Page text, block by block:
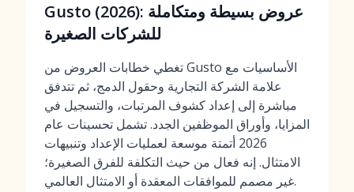
Gusto (2026): عروض بسيطة ومتكاملة
للشركات الصغيرة
تغطي خطابات العروض من Gusto الأساسيات مع
علامة الشركة التجارية وحقول الدمج، ثم تتدفق
مباشرة إلى إعداد كشوف المرتبات، والتسجيل في
المزايا، وأوراق الموظفين الجدد. تشمل تحسينات عام
2026 أتمتة موسعة لعمليات الإعداد وتنبيهات
الامتثال. إنه فعال من حيث التكلفة للفرق الصغيرة؛
غير مصمم للموافقات المعقدة أو الامتثال العالمي.